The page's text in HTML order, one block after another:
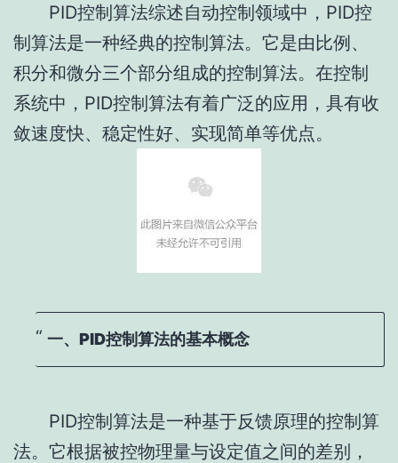
PID控制算法综述自动控制领域中，PID控
制算法是一种经典的控制算法。它是由比例、
积分和微分三个部分组成的控制算法。在控制
系统中，PID控制算法有着广泛的应用，具有收
敛速度快、稳定性好、实现简单等优点。
一、PID控制算法的基本概念
PID控制算法是一种基于反馈原理的控制算
法。它根据被控物理量与设定值之间的差别，